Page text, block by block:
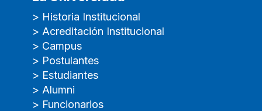
> Historia Institucional
> Acreditación Institucional
> Campus
> Postulantes
> Estudiantes
> Alumni
> Funcionarios